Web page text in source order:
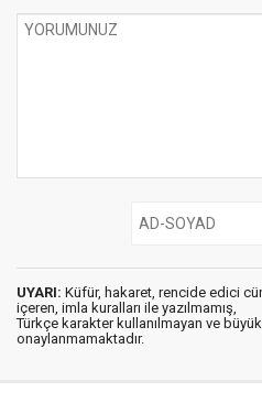
UYARI: Küfür, hakaret, rencide edici
içeren, imla kuralları ile yazılmamış,
Türkçe karakter kullanılmayan ve
onaylanmamaktadır.